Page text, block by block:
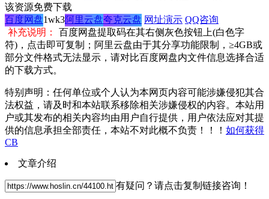
该资源免费下载
百度网盘1wk3阿里云盘夸克云盘 网址演示 QQ咨询
补充说明：
百度网盘提取码在其右侧灰色按钮上(白色字
符)，点击即可复制；阿里云盘由于其分享功能限制，≥4GB或
部分文件格式无法显示，请对比百度网盘内文件信息选择合适
的下载方式。
特别声明：任何单位或个人认为本网页内容可能涉嫌侵犯其合
法权益，请及时和本站联系移除相关涉嫌侵权的内容。本站用
户或其发布的相关内容均由用户自行提供，用户依法应对其提
供的信息承担全部责任，本站不对此概不负责！！！ 如何获得
CB
文章介绍
有疑问？请点击复制链接咨询！